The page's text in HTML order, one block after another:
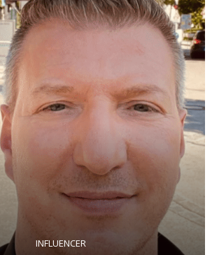
INFLUENCER